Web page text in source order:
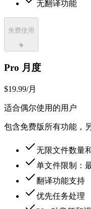
无翻译功能
免费使用
Pro 月度
$19.99/月
适合偶尔使用的用户
包含免费版所有功能，
无限文件数量
单文件限制：
翻译功能支持
优先任务处理